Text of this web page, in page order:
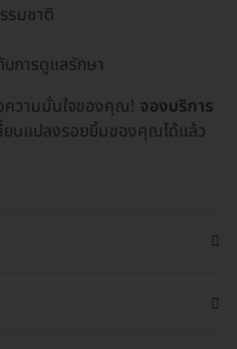
รมชาติ
การดูแลรักษา
วามมั่นใจของคุณ! จองบริการ
ยนแปลงรอยยิ้มของคุณได้แล้ว